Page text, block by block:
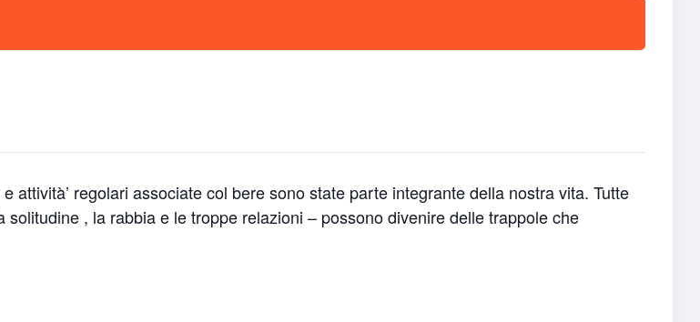
attività’ regolari associate col bere sono state parte integrante della nostra vita. Tutte
solitudine , la rabbia e le troppe relazioni – possono divenire delle trappole che